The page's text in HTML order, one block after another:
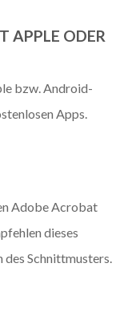
APPLE ODER
bzw. Android-
Apps.
Adobe Acrobat
dieses
des Schnittmusters.